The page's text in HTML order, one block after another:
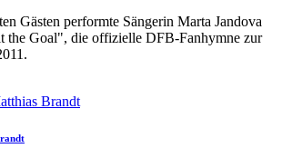
Gästen performte Sängerin Marta Jandova
the Goal", die offizielle DFB-Fanhymne zur